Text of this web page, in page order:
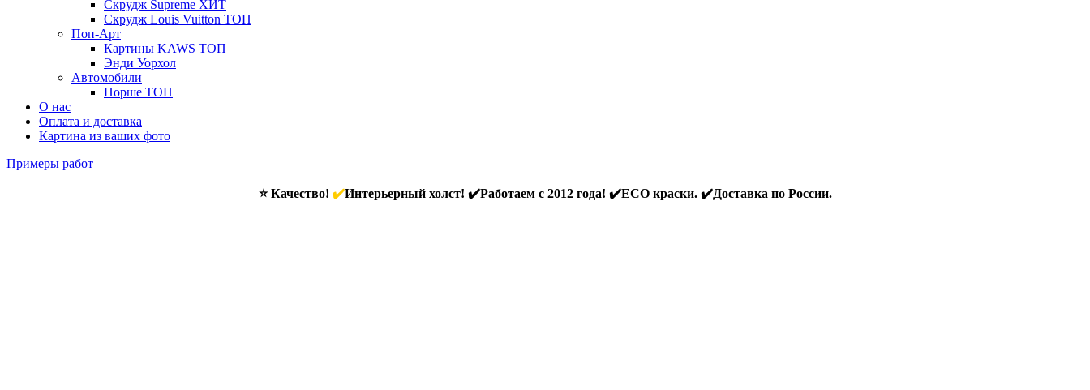
Скрудж Supreme ХИТ
Скрудж Louis Vuitton ТОП
Поп-Арт
Картины KAWS ТОП
Энди Уорхол
Автомобили
Порше ТОП
О нас
Оплата и доставка
Картина из ваших фото
Примеры работ
⭐ Качество! ✔️Интерьерный холст! ✔️Работаем с 2012 года! ✔️ECO краски. ✔️Доставка по России.